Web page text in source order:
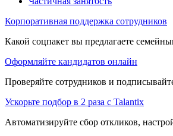
Корпоративная поддержка сотрудников
Какой соцпакет вы предлагаете
Оформляйте кандидатов онлайн
Проверяйте сотрудников и
Ускорьте подбор в 2 раза с Talantix
Автоматизируйте сбор откликов,